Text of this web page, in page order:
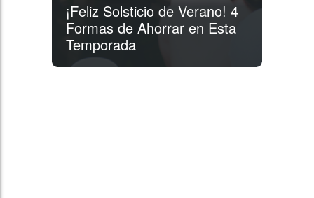
¡Feliz Solsticio de Verano! 4
Formas de Ahorrar en Esta
Temporada